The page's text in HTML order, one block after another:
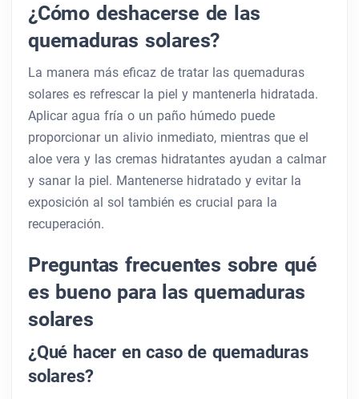
¿Cómo deshacerse de las
quemaduras solares?
La manera más eficaz de tratar las quemaduras
solares es refrescar la piel y mantenerla hidratada.
Aplicar agua fría o un paño húmedo puede
proporcionar un alivio inmediato, mientras que el
aloe vera y las cremas hidratantes ayudan a calmar
y sanar la piel. Mantenerse hidratado y evitar la
exposición al sol también es crucial para la
recuperación.
Preguntas frecuentes sobre qué
es bueno para las quemaduras
solares
¿Qué hacer en caso de quemaduras
solares?